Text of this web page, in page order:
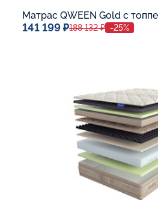
141 199 ₽188 132 ₽ -25%
В корзину